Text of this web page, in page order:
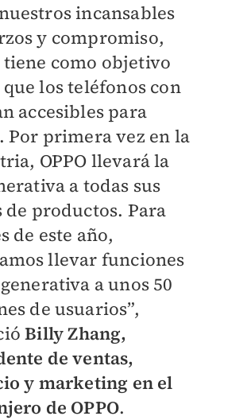
incansables
y compromiso,
tiene como objetivo
los teléfonos con
accesibles para
Por primera vez en la
OPPO llevará la
a todas sus
de productos. Para
de este año,
llevar funciones
a unos 50
de usuarios”,
Billy Zhang,
de ventas,
y marketing en el
de OPPO.